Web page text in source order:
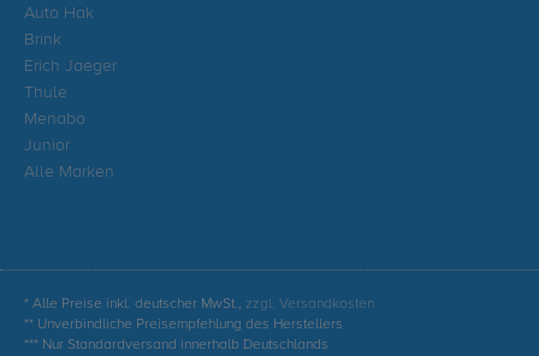
Auto Hak
Brink
Erich Jaeger
Thule
Menabo
Junior
Alle Marken
* Alle Preise inkl. deutscher MwSt., zzgl. Versandkosten
** Unverbindliche Preisempfehlung des Herstellers
*** Nur Standardversand innerhalb Deutschlands